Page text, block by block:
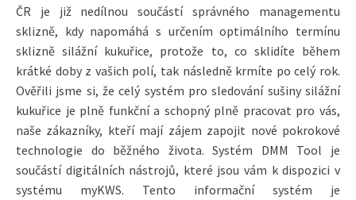
ČR je již nedílnou součástí správného managementu
sklizně, kdy napomáhá s určením optimálního termínu
sklizně silážní kukuřice, protože to, co sklidíte během
krátké doby z vašich polí, tak následně krmíte po celý rok.
Ověřili jsme si, že celý systém pro sledování sušiny silážní
kukuřice je plně funkční a schopný plně pracovat pro vás,
naše zákazníky, kteří mají zájem zapojit nové pokrokové
technologie do běžného života. Systém DMM Tool je
součástí digitálních nástrojů, které jsou vám k dispozici v
systému myKWS. Tento informační systém je